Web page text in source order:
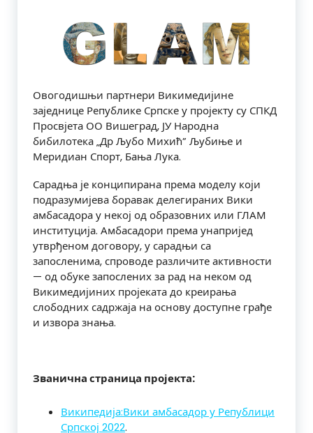
Овогодишњи партнери Викимедијине
заједнице Републике Српске у пројекту су СПКД
Просвјета ОО Вишеград, ЈУ Народна
бибилотека „Др Љубо Михић” Љубиње и
Меридиан Спорт, Бања Лука.
Сарадња је конципирана према моделу који
подразумијева боравак делегираних Вики
амбасадора у некој од образовних или ГЛАМ
институција. Амбасадори према унапријед
утврђеном договору, у сарадњи са
запосленима, спроводе различите активности
— од обуке запослених за рад на неком од
Викимедијиних пројеката до креирања
слободних садржаја на основу доступне грађе
и извора знања.
Званична страница пројекта:
Википедија:Вики амбасадор у Републици
Српској 2022.